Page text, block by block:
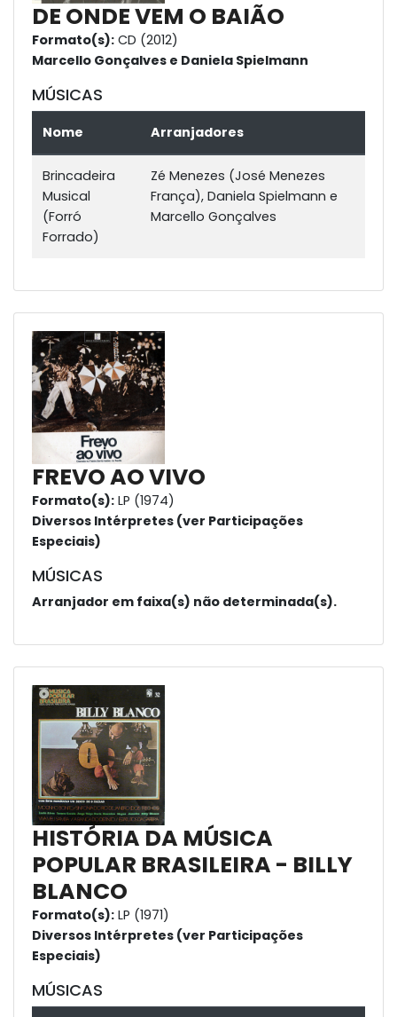
DE ONDE VEM O BAIÃO
Formato(s): CD (2012)
Marcello Gonçalves e Daniela Spielmann
MÚSICAS
Nome Arranjadores
Brincadeira
Musical
(Forró
Forrado)
Zé Menezes (José Menezes
França), Daniela Spielmann e
Marcello Gonçalves
FREVO AO VIVO
Formato(s): LP (1974)
Diversos Intérpretes (ver Participações
Especiais)
MÚSICAS
Arranjador em faixa(s) não determinada(s).
HISTÓRIA DA MÚSICA
POPULAR BRASILEIRA - BILLY
BLANCO
Formato(s): LP (1971)
Diversos Intérpretes (ver Participações
Especiais)
MÚSICAS